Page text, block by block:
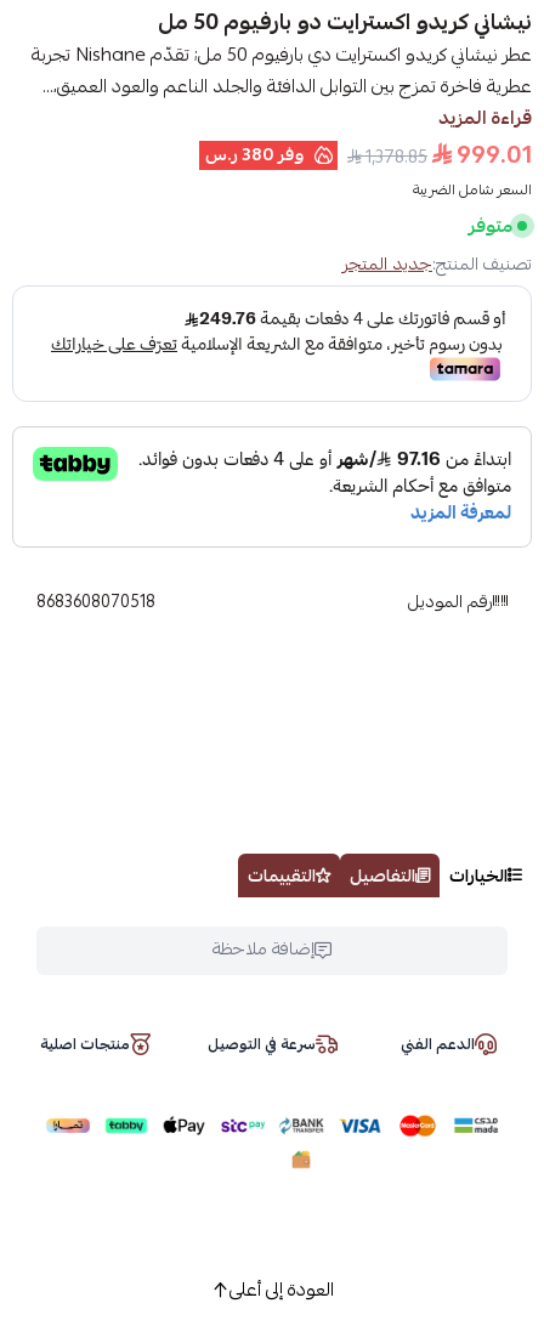
نيشاني كريدو اكسترايت دو بارفيوم 50 مل
عطر نيشاني كريدو اكسترايت دي بارفيوم 50 مل; تقدّم Nishane تجربة
عطرية فاخرة تمزج بين التوابل الدافئة والجلد الناعم والعود العميق،...
قراءة المزيد
999.01
1,378.85 وفر380 ر.س
السعر شامل الضريبة
متوفر
تصنيف المنتج:جديد المتجر
رقم الموديل 8683608070518
الخيارات التفاصيل التقييمات
إضافة ملاحظة
الدعم الفني سرعة في التوصيل منتجات اصلية
العودة إلى أعلى